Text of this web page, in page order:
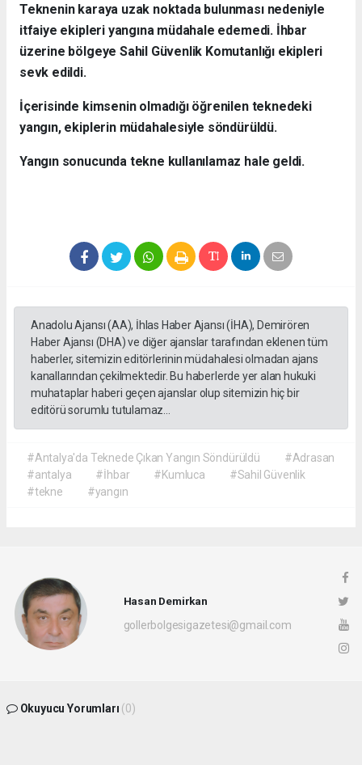
Teknenin karaya uzak noktada bulunması nedeniyle
itfaiye ekipleri yangına müdahale edemedi. İhbar
üzerine bölgeye Sahil Güvenlik Komutanlığı ekipleri
sevk edildi.
İçerisinde kimsenin olmadığı öğrenilen teknedeki
yangın, ekiplerin müdahalesiyle söndürüldü.
Yangın sonucunda tekne kullanılamaz hale geldi.
Anadolu Ajansı (AA), İhlas Haber Ajansı (İHA), Demirören
Haber Ajansı (DHA) ve diğer ajanslar tarafından eklenen tüm
haberler, sitemizin editörlerinin müdahalesi olmadan ajans
kanallarından çekilmektedir. Bu haberlerde yer alan hukuki
muhataplar haberi geçen ajanslar olup sitemizin hiç bir
editörü sorumlu tutulamaz...
#Antalya'da Teknede Çıkan Yangın Söndürüldü
#Adrasan
#antalya
#İhbar #Kumluca
#Sahil Güvenlik
#tekne
#yangın
Hasan Demirkan
gollerbolgesigazetesi@gmail.com
Okuyucu Yorumları (0)